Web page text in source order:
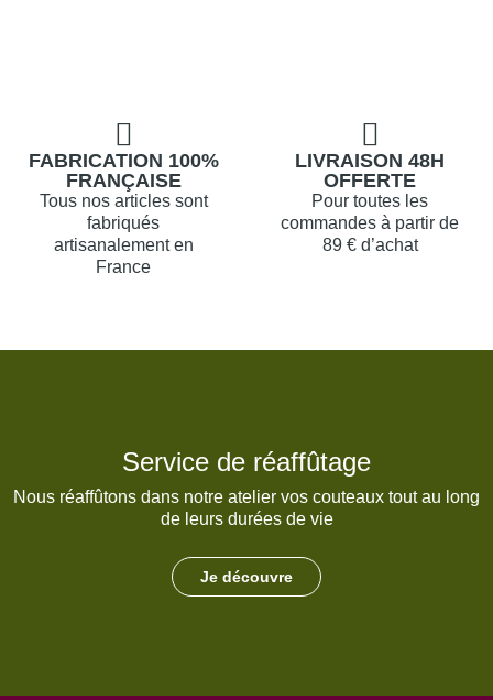
FABRICATION 100%
FRANÇAISE
Tous nos articles sont
fabriqués
artisanalement en
France
LIVRAISON 48H
OFFERTE
Pour toutes les
commandes à partir de
89 € d’achat
Service de réaffûtage
Nous réaffûtons dans notre atelier vos couteaux tout au long
de leurs durées de vie
Je découvre